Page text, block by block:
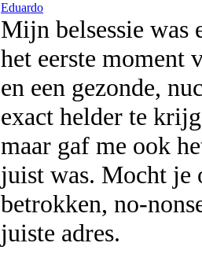
Eduardo
Mijn belsessie was
het eerste moment
en een gezonde,
exact helder te
maar gaf me ook
juist was. Mocht je
betrokken, no-
juiste adres.